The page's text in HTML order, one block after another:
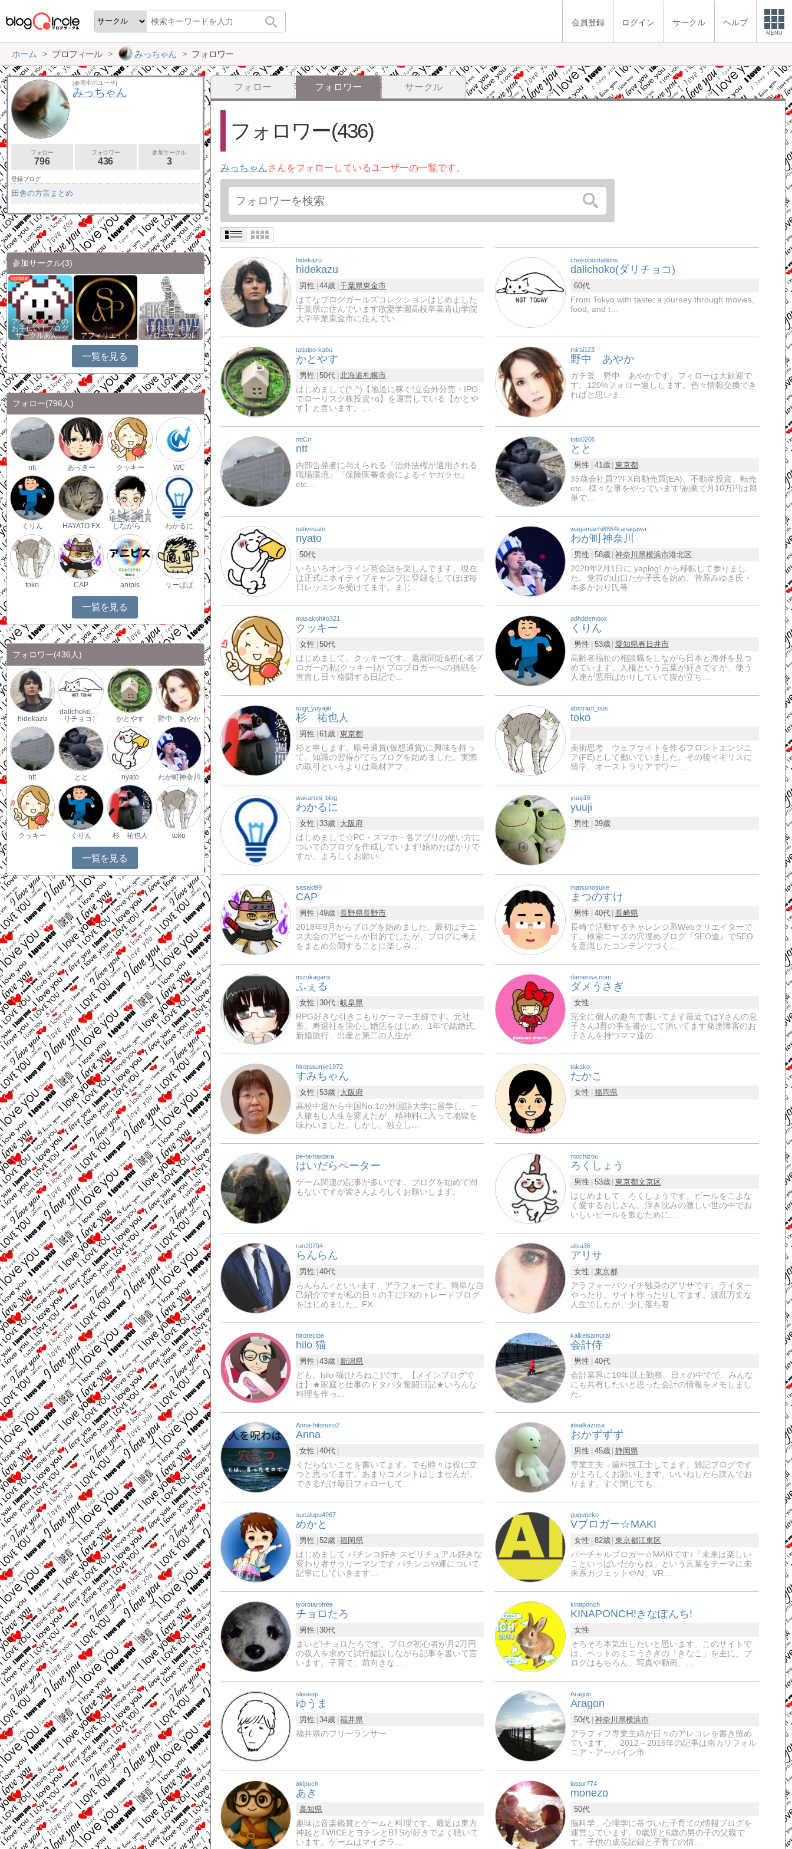
会員登録 ログイン サークル ヘルプ
MENU
ホーム プロフィール みっちゃん フォロワー
フォロー フォロワー サークル
フォロワー(436)
みっちゃんさんをフォローしているユーザーの一覧です。
hidekazu
hidekazu
男性 44歳 千葉県東金市
はてなブログガールズコレクションはじめました
千葉県に住んでいます敬愛学園高校卒業青山学院
大学卒業東金市に住んでい…
chokobostallions
dalichoko(ダリチョコ)
60代
From Tokyo with taste: a journey through movies,
food, and t…
tatiaipo-kabu
かとやす
男性 50代 北海道札幌市
はじめまして(^-^)【地道に稼ぐ!立会外分売・IPO
でローリスク株投資+α】を運営している【かとや
す】と言います。…
mirai123
野中 あやか
ガチ釜 野中 あやかです。フィローは大歓迎で
す。120%フォロー返しします。色々情報交換でき
ればと思いま…
nttCri
ntt
内部告発者に与えられる『治外法権が適用される
職場環境』『保険医審査会によるイヤガラセ』
etc…
toto0205
とと
男性 41歳 東京都
35歳会社員?‍?FX自動売買(EA)、不動産投資、転売
etc...様々な事をやっています!副業で月10万円は簡
単で…
nativesato
nyato
50代
いろいろオンライン英会話を楽しんでます。現在
は正式にネイティブキャンプに登録をしてほぼ毎
日レッスンを受けてます。まじ…
wagamachi8864kanagawa
わが町神奈川
男性 58歳 神奈川県横浜市港北区
2020年2月1日に yaplog! から移転して参りまし
た。党首の山口たか子氏を始め、菅原みゆき氏・
本多かおり氏等…
masakohiro321
クッキー
女性
50代
はじめまして。クッキーです。還暦間近&初心者ブ
ロガーの私(クッキー)が プロブロガーへの挑戦を
宣言し日々格闘する日記で…
adhddemook
くりん
男性 53歳 愛知県春日井市
高齢者福祉の相談職をしながら日本と海外を見つ
めています。人権という言葉が好きですが、使う
人達が悪用ばかりしていて腹が立ち…
sugi_yuyajin
杉 祐也人
男性 61歳 東京都
杉と申します。暗号通貨(仮想通貨)に興味を持っ
て、知識の習得がてらブログを始めました。実際
の取引というよりは商材アフ…
abstract_ous
toko
美術思考 ウェブサイトを作るフロントエンジニ
ア(FE)として働いていました。その後イギリスに
留学、オーストラリアでワー…
wakaruni_blog
わかるに
女性 33歳 大阪府
はじめまして☆PC・スマホ・各アプリの使い方に
ついてのブログを作成しています!始めたばかりで
すが、よろしくお願い…
yuuji16
yuuji
男性 39歳
sasaki99
CAP
男性 49歳 長野県長野市
2018年9月からブログを始めました。最初はテニ
ス大会のアピールが目的でしたが、ブログに考え
をまとめ公開することに楽しみ…
matsunosuke
まつのすけ
男性 40代 長崎県
長崎で活動するチャレンジ系Webクリエイターで
す。検索ニーズの穴埋めブログ『SEO道』でSEO
を意識したコンテンツづく…
mizukagami
ふぇる
女性 30代 岐阜県
RPG好きな引きこもりゲーマー主婦です。元社
畜。寿退社を決心し婚活をはじめ、1年で結婚式、
新婚旅行、出産と第二の人生が…
dameusa.com
ダメうさぎ
女性
完全に個人の趣向で書いてます最近ではYさんの息
子さんJ君の事を書かして頂いてます発達障害のお
子さんを持つママ達の…
hirotasumie1972
すみちゃん
女性 53歳 大阪府
高校中退から中国No.1の外国語大学に留学し、一
人旅もし人生を変えたが、精神科に入って地獄を
味わいました。しかし、独立し…
takako
たかこ
女性 福岡県
pe-ta-haidara
はいだらペーター
ゲーム関連の記事が多いです。ブログを始めて間
もないですが皆さんよろしくお願いします。
mochizou
ろくしょう
男性 53歳 東京都文京区
はじめまして、ろくしょうです。ビールをこよな
く愛するおじさん。浮き沈みの激しい世の中でお
いしいビールを飲むために…
ran20794
らんらん
男性
40代
らんらん♂といいます、アラフォーです。簡単な自
己紹介ですが私の日々の主にFXのトレードブログ
をはじめました。FX…
alisa36
アリサ
女性
東京都
アラフォーバツイチ独身のアリサです。ライター
やったり、サイト作ったりしてます。波乱万丈な
人生でしたが、少し落ち着…
hirorecipe
hilo 猫
男性 43歳 新潟県
ども、hilo 猫(ひろねこ)です。【メインブログで
は】★家庭と仕事のドタバタ奮闘日記★いろんな
料理を作っ…
kaikeisamurai
会計侍
男性
40代
会計業界に10年以上勤務。日々の中でで、みんな
にも共有したいと思った会計の情報をメモしまし
た。
Anna-hitonoro2
Anna
女性
40代
くだらないことを書いてます。でも時々は役に立
つと思ってます。あまりコメントはしませんが、
できるだけ毎日フォローして…
idealkazusa
おかずずず
男性 45歳 静岡県
専業主夫→歯科技工士してます。雑記ブログです
がよろしくお願いします。いいねしたら読んでお
ります。すぐ閉じても…
sucalupu4967
めかと
男性 52歳 福岡県
はじめまして パチンコ好き スピリチュアル好きな
変わり者サラリーマンです パチンコや運について
記事にしていきます…
guguneko
Vブロガー☆MAKI
女性 82歳 東京都江東区
バーチャルブロガー☆MAKIです♪「未来は楽しい
こといっぱいだからね」という言葉をテーマに未
来系ガジェットやAI、VR…
tyorotarofree
チョロたろ
男性
30代
まいど!チョロたろです。ブログ初心者が月2万円
の収入を求めて試行錯誤しながら記事を書いて言
います。子育て、前向きな…
kinaponch
KINAPONCH!きなぽんち!
女性
そろそろ本気出したいと思います。このサイトで
は、ペットのミニうさぎの「きなこ」を主に、ブ
ログはもちろん、写真や動画、…
sleeeep
ゆうま
男性 34歳 福井県
福井県のフリーランサー
Aragon
Aragon
50代 神奈川県横浜市
アラフィフ専業主婦が日々のアレコレを書き留め
ています。 2012～2016年の記事は南カリフォル
ニア・アーバイン市…
akipuch
あき
高知県
趣味は音楽鑑賞とゲームと料理です。最近は東方
神起とTWICEとヨチンとBTSが好きでよく聴いて
います。ゲームはマイクラ…
latour774
monezo
50代
脳科学、心理学に基づいた子育ての情報ブログを
運営しています。0歳児と6歳の男の子の父親で
す。子供の成長記録と子育ての情…
[参照中のユーザ]
みっちゃん
フォロー
796
フォロワー
436
参加サークル
3
登録ブログ
田舎の方言まとめ
参加サークル(3)
アクセスアップの
お手伝い！ブログ
サークルあん…
アフィリエイト
【非公式】相互フ
ォローサークル
一覧を見る
フォロー(796人)
ntt あっきー クッキー WC
くりん HAYATO FX
ストレン＠上
場企業会社員
しながら…
わかるに
toko CAP anipis リーぱぱ
一覧を見る
フォロワー(436人)
hidekazu
dalichoko（ダ
リチョコ）
かとやす 野中 あやか
ntt とと nyato わが町神奈川
クッキー くりん 杉 祐也人 toko
一覧を見る